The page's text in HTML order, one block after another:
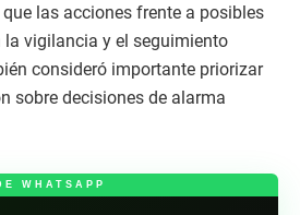
las acciones frente a posibles
la vigilancia y el seguimiento
consideró importante priorizar
sobre decisiones de alarma
WHATSAPP